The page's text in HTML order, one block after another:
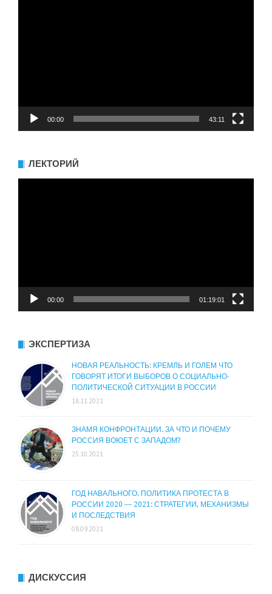
00:00 43:11
ЛЕКТОРИЙ
00:00 01:19:01
ЭКСПЕРТИЗА
НОВАЯ РЕАЛЬНОСТЬ: КРЕМЛЬ И ГОЛЕМ ЧТО
ГОВОРЯТ ИТОГИ ВЫБОРОВ О СОЦИАЛЬНО-
ПОЛИТИЧЕСКОЙ СИТУАЦИИ В РОССИИ
18.11.2021
ЗНАМЯ КОНФРОНТАЦИИ. ЗА ЧТО И ПОЧЕМУ
РОССИЯ ВОЮЕТ С ЗАПАДОМ?
25.10.2021
ГОД НАВАЛЬНОГО. ПОЛИТИКА ПРОТЕСТА В
РОССИИ 2020 — 2021: СТРАТЕГИИ, МЕХАНИЗМЫ
И ПОСЛЕДСТВИЯ
08.09.2021
ДИСКУССИЯ